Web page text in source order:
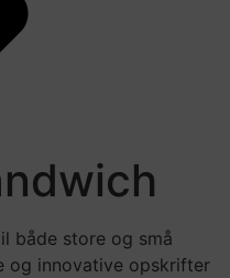
både store og små
og innovative opskrifter